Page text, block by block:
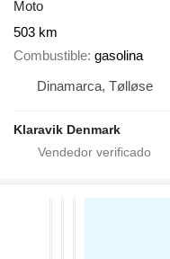
Moto
503 km
Combustible gasolina
Dinamarca, Tølløse
Klaravik Denmark